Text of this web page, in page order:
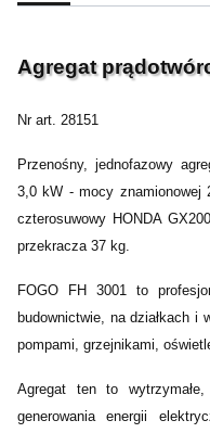
Agregat
Nr art. 28151
Przenośny, jednofazowy
3,0 kW - mocy znamionowej
czterosuwowy HONDA
przekracza 37 kg.
FOGO FH 3001 to
budownictwie, na działkach i
pompami, grzejnikami,
Agregat ten to
generowania energii